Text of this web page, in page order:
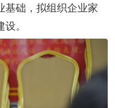
础，拟组织企业家
。